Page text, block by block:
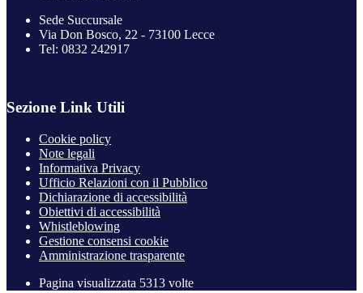
Sede Succursale
Via Don Bosco, 22 - 73100 Lecce
Tel: 0832 242917
Sezione Link Utili
Cookie policy
Note legali
Informativa Privacy
Ufficio Relazioni con il Pubblico
Dichiarazione di accessibilità
Obiettivi di accessibilità
Whistleblowing
Gestione consensi cookie
Amministrazione trasparente
Pagina visualizzata 5313 volte